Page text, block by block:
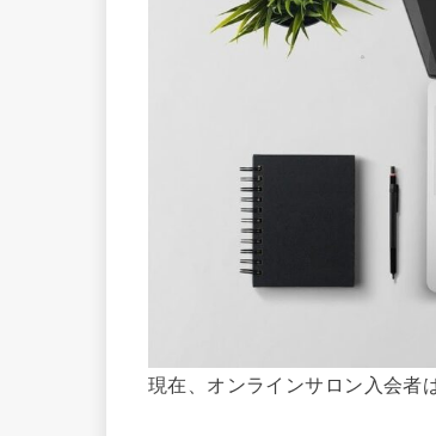
現在、オンラインサロン入会者